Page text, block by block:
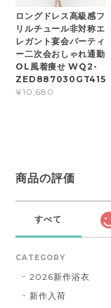
ロングドレス高級感フ
リルチュール非対称エ
レガント宴会パーティ
ー二次会おしゃれ通勤
OL風着痩せ WQ2-
ZED887030GT415
¥10,680
商品の評価
すべて
CATEGORY
2026新作浴衣
新作入荷